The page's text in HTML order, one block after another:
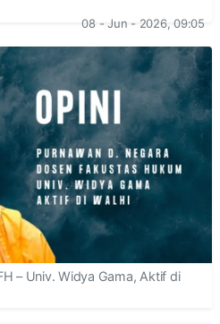
08 - Jun - 2026, 09:05
– Univ. Widya Gama, Aktif di